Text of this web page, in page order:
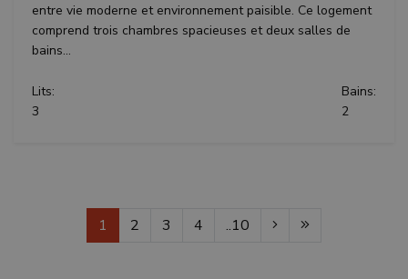
entre vie moderne et environnement paisible. Ce logement
comprend trois chambres spacieuses et deux salles de
bains...
Lits:
3
Bains:
2
1 2 3 4 ..10